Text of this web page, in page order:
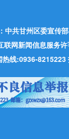
中共甘州区委宣传
联网新闻信息服务
热线:0936-8215223